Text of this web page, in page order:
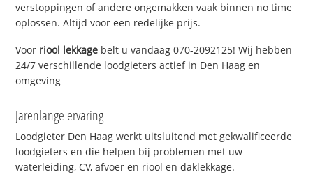
verstoppingen of andere ongemakken vaak binnen no time
oplossen. Altijd voor een redelijke prijs.
Voor riool lekkage belt u vandaag 070-2092125! Wij hebben
24/7 verschillende loodgieters actief in Den Haag en
omgeving
Jarenlange ervaring
Loodgieter Den Haag werkt uitsluitend met gekwalificeerde
loodgieters en die helpen bij problemen met uw
waterleiding, CV, afvoer en riool en daklekkage.